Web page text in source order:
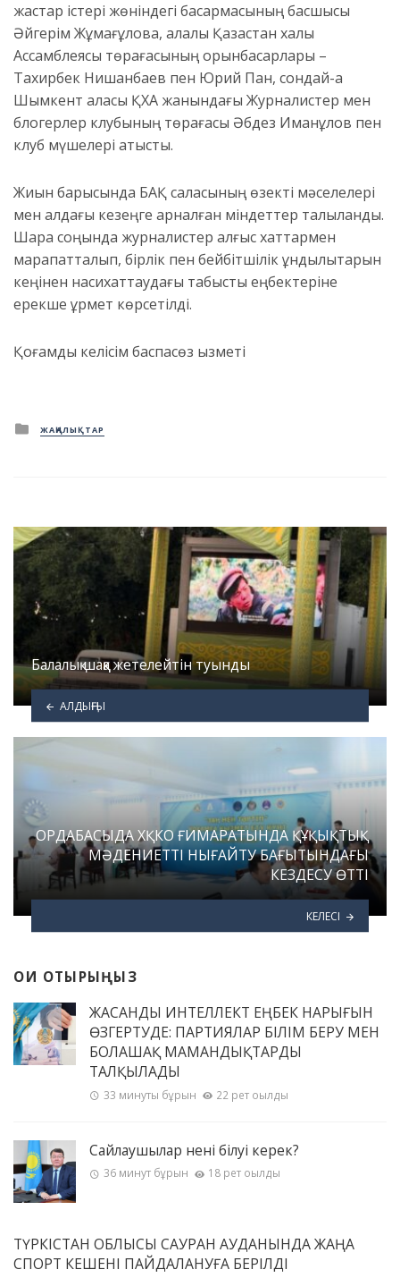
жастар істері жөніндегі басқармасының басшысы
Әйгерім Жұмағұлова, қалалық Қазақстан халқы
Ассамблеясы төрағасының орынбасарлары –
Тахирбек Нишанбаев пен Юрий Пан, сондай-ақ
Шымкент қаласы ҚХА жанындағы Журналистер мен
блогерлер клубының төрағасы Әбдез Иманқұлов пен
клуб мүшелері қатысты.
Жиын барысында БАҚ саласының өзекті мәселелері
мен алдағы кезеңге арналған міндеттер талқыланды.
Шара соңында журналистер алғыс хаттармен
марапатталып, бірлік пен бейбітшілік құндылықтарын
кеңінен насихаттаудағы табысты еңбектеріне
ерекше құрмет көрсетілді.
Қоғамдық келісім баспасөз қызметі
Posted
in
ЖАҢАЛЫҚТАР
Балалық шаққа жетелейтін туынды
АЛДЫҢҒЫ
ОРДАБАСЫДА ХҚКО ҒИМАРАТЫНДА ҚҰҚЫҚТЫҚ
МӘДЕНИЕТТІ НЫҒАЙТУ БАҒЫТЫНДАҒЫ
КЕЗДЕСУ ӨТТІ
КЕЛЕСІ
ОҚИ ОТЫРЫҢЫЗ
ЖАСАНДЫ ИНТЕЛЛЕКТ ЕҢБЕК НАРЫҒЫН
ӨЗГЕРТУДЕ: ПАРТИЯЛАР БІЛІМ БЕРУ МЕН
БОЛАШАҚ МАМАНДЫҚТАРДЫ
ТАЛҚЫЛАДЫ
33 минуты бұрын 22 рет оқылды
Сайлаушылар нені білуі керек?
36 минут бұрын 18 рет оқылды
ТҮРКІСТАН ОБЛЫСЫ САУРАН АУДАНЫНДА ЖАҢА
СПОРТ КЕШЕНІ ПАЙДАЛАНУҒА БЕРІЛДІ